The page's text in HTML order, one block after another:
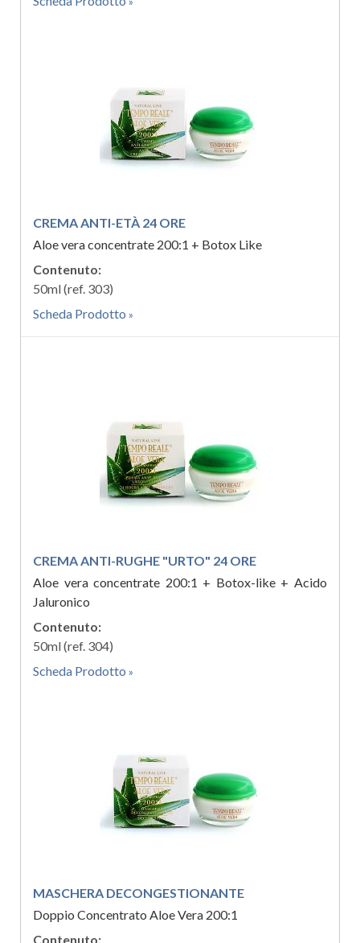
CREMA ANTI-ETÀ 24 ORE
Aloe vera concentrate 200:1 + Botox Like
Contenuto:
50ml (ref. 303)
Scheda Prodotto
CREMA ANTI-RUGHE "URTO" 24 ORE
Aloe vera concentrate 200:1 + Botox-like + Acido
Jaluronico
Contenuto:
50ml (ref. 304)
Scheda Prodotto
MASCHERA DECONGESTIONANTE
Doppio Concentrato Aloe Vera 200:1
Contenuto: